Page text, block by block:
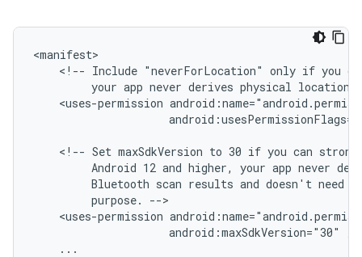
<!-- Include "neverForLocation" only if you
your app never derives physical location
<uses-permission
<!-- Set maxSdkVersion to 30 if you can
Android 12 and higher, your app never
Bluetooth scan results and doesn't need
purpose.
<uses-permission
android:maxSdkVersion="30"
...